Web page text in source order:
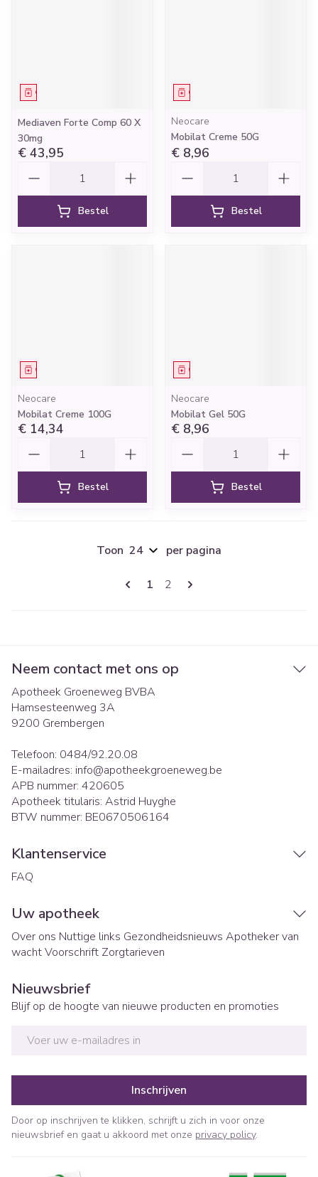
Geneesmiddel
Mediaven Forte Comp 60 X
30mg
€ 43,95
Bestel
Geneesmiddel
Neocare
Mobilat Creme 50G
€ 8,96
Bestel
Geneesmiddel
Neocare
Mobilat Creme 100G
€ 14,34
Bestel
Geneesmiddel
Neocare
Mobilat Gel 50G
€ 8,96
Bestel
Pagina's
U lees momenteel pagina
1 Pagina
2
Toon per pagina
Neem contact met ons op
Apotheek Groeneweg BVBA
Hamsesteenweg 3A
9200 Grembergen
Telefoon: 0484/92.20.08
E-mailadres: info@apotheekgroeneweg.be
APB nummer: 420605
Apotheek titularis: Astrid Huyghe
BTW nummer: BE0670506164
Klantenservice
FAQ
Uw apotheek
Over ons Nuttige links Gezondheidsnieuws Apotheker van
wachtVoorschrift Zorgtarieven
Nieuwsbrief
Blijf op de hoogte van nieuwe producten en promoties
Inschrijven
Door op inschrijven te klikken, schrijft u zich in voor onze
nieuwsbrief en gaat u akkoord met onze privacy policy.